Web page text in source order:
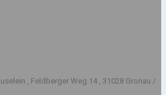
, Feldberger Weg 14 , 31028 Gronau /